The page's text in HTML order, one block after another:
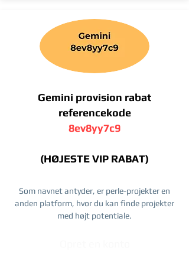
Gemini provision rabat
referencekode
8ev8yy7c9
(HØJESTE VIP RABAT)
Som navnet antyder, er perle-projekter en
anden platform, hvor du kan finde projekter
med højt potentiale.